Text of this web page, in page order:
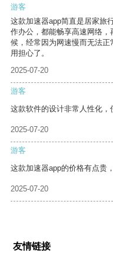
游客
这款加速器app简直是居家旅
作办公，都能畅享高速网络
候，经常因为网速慢而无法
用担心了。
2025-07-20
游客
这款软件的设计非常人性化，
2025-07-20
游客
这款加速器app的价格有点贵
2025-07-20
友情链接